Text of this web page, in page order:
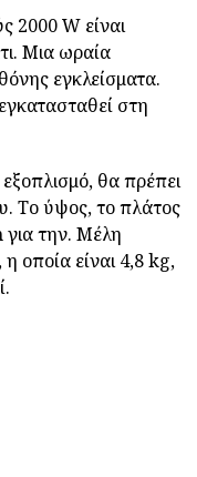
2000 W είναι
Μια ωραία
εγκλείσματα.
στη
θα πρέπει
Το ύψος, το πλάτος
για την. Μέλη
οποία είναι 4,8 kg,